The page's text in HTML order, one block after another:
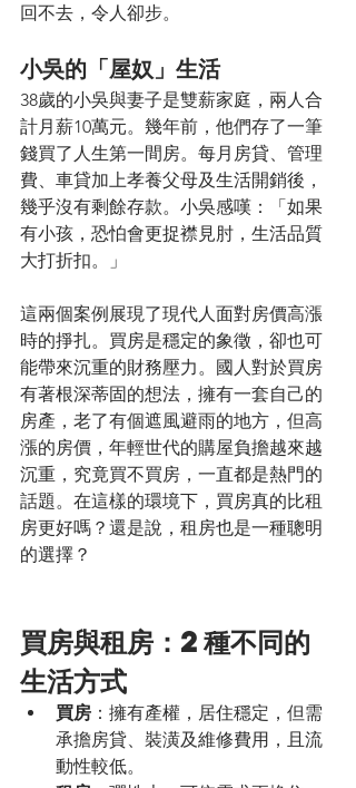
回不去，令人卻步。
小吳的「屋奴」生活
38歲的小吳與妻子是雙薪家庭，兩人合
計月薪10萬元。幾年前，他們存了一筆
錢買了人生第一間房。每月房貸、管理
費、車貸加上孝養父母及生活開銷後，
幾乎沒有剩餘存款。小吳感嘆：「如果
有小孩，恐怕會更捉襟見肘，生活品質
大打折扣。」
這兩個案例展現了現代人面對房價高漲
時的掙扎。買房是穩定的象徵，卻也可
能帶來沉重的財務壓力。國人對於買房
有著根深蒂固的想法，擁有一套自己的
房產，老了有個遮風避雨的地方，但高
漲的房價，年輕世代的購屋負擔越來越
沉重，究竟買不買房，一直都是熱門的
話題。在這樣的環境下，買房真的比租
房更好嗎？還是說，租房也是一種聰明
的選擇？
買房與租房：2種不同的
生活方式
買房 ：擁有產權，居住穩定，但需
承擔房貸、裝潢及維修費用，且流
動性較低。